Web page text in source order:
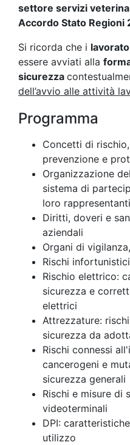
settore servizi
Accordo Stato Regioni
Si ricorda che i
essere avviati alla
sicurezza
dell’avvio alle attività
Programma
Concetti di
prevenzione e
Organizzazione
sistema di
loro rappresentanti
Diritti, doveri e
aziendali
Organi di
Rischi
Rischio elettrico:
sicurezza e
elettrici
Attrezzature: rischi
sicurezza da
Rischi connessi
cancerogeni e
sicurezza generali
Rischi e misure di
videoterminali
DPI:
utilizzo